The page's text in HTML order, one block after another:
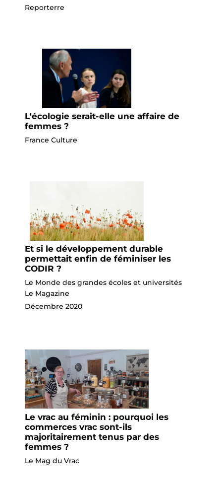
Reporterre
L'écologie serait-elle une affaire de
femmes ?
France Culture
Et si le développement durable
permettait enfin de féminiser les
CODIR ?
Le Monde des grandes écoles et universités
Le Magazine
Décembre 2020
Le vrac au féminin : pourquoi les
commerces vrac sont-ils
majoritairement tenus par des
femmes ?
Le Mag du Vrac